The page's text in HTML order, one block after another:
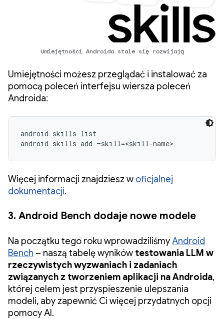
Umiejętności Androida stale się rozwijają
Umiejętności możesz przeglądać i instalować za
pomocą poleceń interfejsu wiersza poleceń
Androida:
android skills list
android skills add –skill=<skill-name>
Więcej informacji znajdziesz w oficjalnej
dokumentacji.
3. Android Bench dodaje nowe modele
Na początku tego roku wprowadziliśmyAndroid
Bench – naszą tabelę wyników testowania LLM w
rzeczywistych wyzwaniach i zadaniach
związanych z tworzeniem aplikacji na Androida,
której celem jest przyspieszenie ulepszania
modeli, aby zapewnić Ci więcej przydatnych opcji
pomocy AI.